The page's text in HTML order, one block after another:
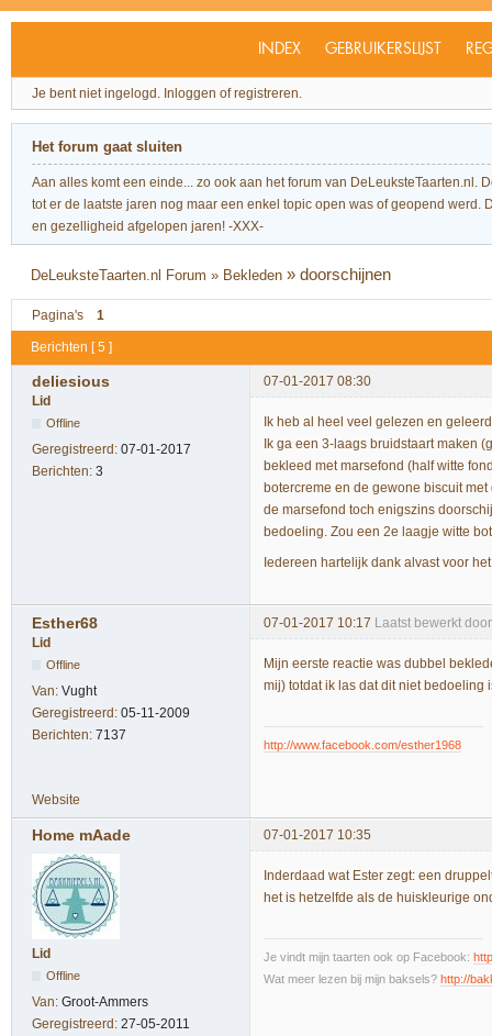
INDEX GEBRUIKERSLIJST
Je bent niet ingelogd. Inloggen of registreren.
Het forum gaat sluiten
Aan alles komt een einde... zo ook aan het forum van
tot er de laatste jaren nog maar een enkel topic open was of geopend
en gezelligheid afgelopen jaren! -XXX-
DeLeuksteTaarten.nl Forum » Bekleden »doorschijnen
Pagina's 1
Berichten [ 5 ]
deliesious
07-01-2017 08:30
Lid
Offline
Geregistreerd: 07-01-2017
Berichten: 3
Ik heb al heel veel gelezen en
Ik ga een 3-laags bruidstaart maken
bekleed met marsefond (half witte
botercreme en de gewone biscuit
de marsefond toch enigszins
bedoeling. Zou een 2e laagje witte
Iedereen hartelijk dank alvast voor
Esther68 07-01-2017 10:17 Laatst bewerkt
Lid
Offline
Van: Vught
Geregistreerd: 05-11-2009
Berichten: 7137
Mijn eerste reactie was dubbel
mij) totdat ik las dat dit niet bedoeling
http://www.facebook.com/esther1968
Website
Home mAade 07-01-2017 10:35
Lid
Offline
Van: Groot-Ammers
Geregistreerd: 27-05-2011
Inderdaad wat Ester zegt: een
het is hetzelfde als de huiskleurige
Je vindt mijn taarten ook op Facebook:
Wat meer lezen bij mijn baksels? http://